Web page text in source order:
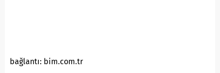
bağlantı: bim.com.tr